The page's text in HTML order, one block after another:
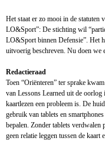
Het staat er zo mooi in de statuten
LO&Sport”: De stichting wil
LO&Sport binnen Defensie”. Het
uitvoerig beschreven. Nu doen we
Redactieraad
Toen “Oriënteren” ter sprake
van Lessons Learned uit de oorlog
kaartlezen een probleem is. De
gebruik van tablets en
bepalen. Zonder tablets
geen relatie leggen tussen de